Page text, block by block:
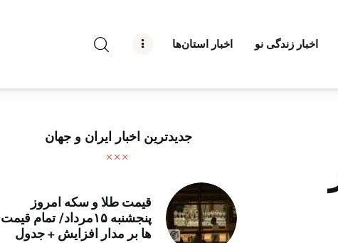
اخبار زندگی نو اخبار استان‌ها
درباره راه‌ نو نیوز
تبلیغات راه نو نیوز
آوین دیلی
جدیدترین اخبار ایران و جهان
قیمت طلا و سکه امروز
پنجشنبه ۱۵مرداد/ تمام قیمت
ها بر مدار افزایش + جدول